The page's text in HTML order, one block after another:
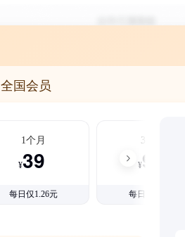
全国会员
1个月
¥39
每日仅1.26元
3个月
¥99
每日仅1.08元